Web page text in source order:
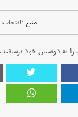
منبع :انتخاب
به دوستان خود برسانید.